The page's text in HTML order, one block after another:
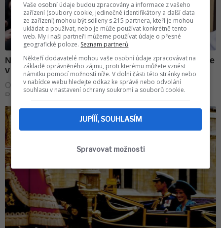
Vaše osobní údaje budou zpracovány a informace z vašeho
zařízení (soubory cookie, jedinečné identifikátory a další data
ze zařízení) mohou být sdíleny s 215 partnera, kteří je mohou
ukládat a používat, nebo je může používat konkrétně tento
web. My i naši partneři můžeme používat údaje o přesné
geografické poloze. Seznam partnerů
Někteří dodavatelé mohou vaše osobní údaje zpracovávat na
základě oprávněného zájmu, proti kterému můžete vznést
námitku pomocí možností níže. V dolní části této stránky nebo
v nabídce webu hledejte odkaz ke správě nebo odvolání
souhlasu v nastavení ochrany soukromí a souborů cookie.
JUPÍÍÍ, SOUHLASÍM
Spravovat možnosti